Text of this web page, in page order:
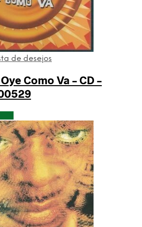
de desejos
Como Va – CD –